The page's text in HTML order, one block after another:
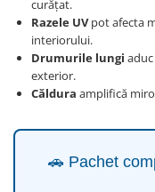
LED
LED Omologat RAR
Xenon
Auxiliare Halogen
Auxiliare LED
Camere Auto DVR
curățat.
Razele UVpot afecta
interiorului.
Drumurile lungi
exterior.
Căldura amplifică
🚗 Pachet